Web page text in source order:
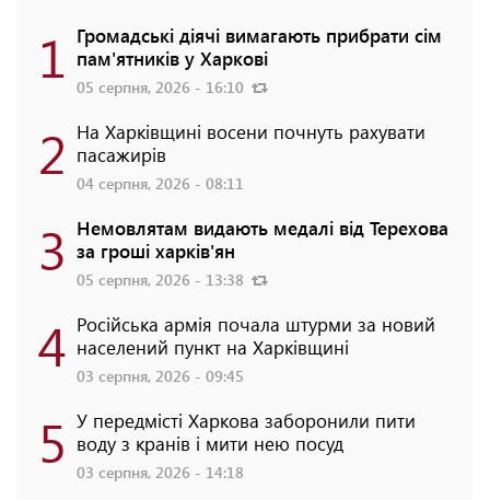
1 Громадські діячі вимагають прибрати сім
пам'ятників у Харкові
05 серпня, 2026 - 16:10
2 На Харківщині восени почнуть рахувати
пасажирів
04 серпня, 2026 - 08:11
3 Немовлятам видають медалі від Терехова
за гроші харків'ян
05 серпня, 2026 - 13:38
4 Російська армія почала штурми за новий
населений пункт на Харківщині
03 серпня, 2026 - 09:45
5 У передмісті Харкова заборонили пити
воду з кранів і мити нею посуд
03 серпня, 2026 - 14:18